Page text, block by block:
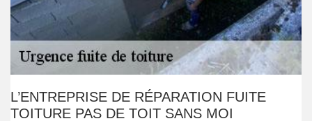
L’ENTREPRISE DE RÉPARATION FUITE
TOITURE PAS DE TOIT SANS MOI